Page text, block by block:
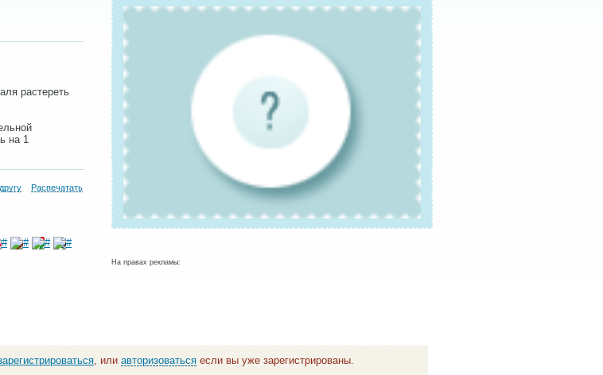
растереть
на 1
Распечатать
На правах рекламы:
, или авторизоваться если вы уже зарегистрированы.